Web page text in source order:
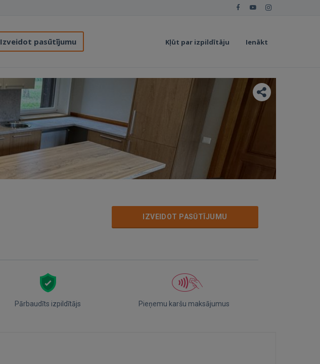
Izveidot pasūtījumu Kļūt par izpildītāju Ienākt
IZVEIDOT PASŪTĪJUMU
Pārbaudīts izpildītājs Pieņemu karšu maksājumus